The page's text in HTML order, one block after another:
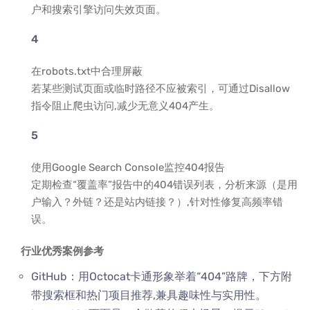
户和搜索引擎访问失效页面。
在robots.txt中合理屏蔽
若某些测试页面或临时路径不应被索引，可通过Disallow
指令阻止爬虫访问,减少无意义404产生。
使用Google Search Console监控404报告
定期检查“覆盖率”报告中的404错误列表，分析来源（是用
户输入？外链？还是站内链接？）,针对性修复高频率错
误。
行业优秀案例参考
GitHub：用Octocat卡通形象举着“404”路牌，下方附
带搜索框和热门项目推荐,兼具趣味性与实用性。